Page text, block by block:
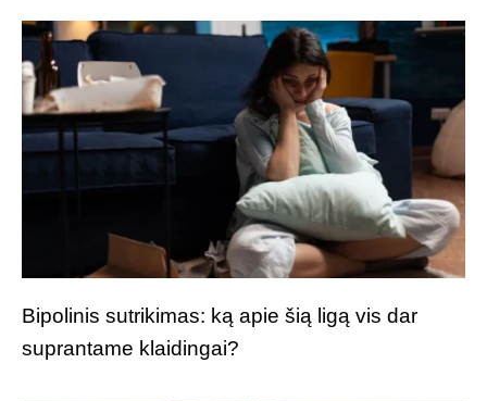
Bipolinis sutrikimas: ką apie šią ligą vis dar
suprantame klaidingai?